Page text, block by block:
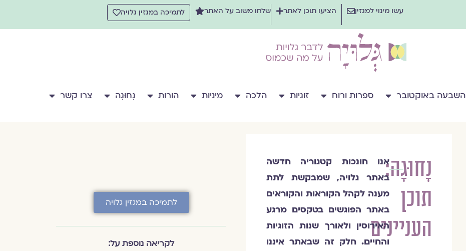
עשו מינוי למגזין הציעו תוכן לאתר שלחו משוב על האתר לתמיכה במגזין גלויה
השבעה באוקטובר ספרות ורוח זוגיות הלכה מיניות הורות נָחוּגָה צרו קשר
נָחוּגָה:
תוכן
העניינים
צוות
מגזין
גלויה
אנו חונכות קטגוריה חדשה
באתר גלויה, שמבקשת לתת
מענה לקהל הקוראות והקוראים
באתר הפוגשים בטקסים מרגע
האירוסין ולאורך שנות הזוגיות
והחיים. חלק זה שבאתר איננו
לתמיכה במגזין גלויה
לקריאה נוספת על: